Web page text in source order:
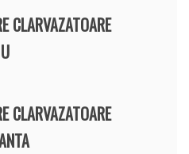
CLARVAZATOARE
CLARVAZATOARE